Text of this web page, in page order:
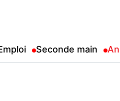
Seconde main